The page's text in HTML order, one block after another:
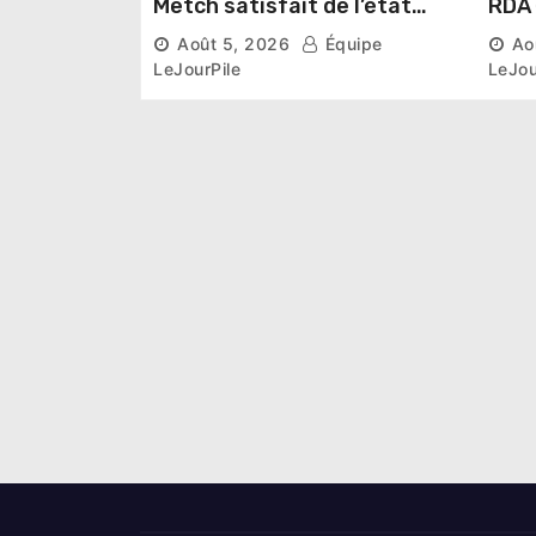
Metch satisfait de l’état
des infrastructures et
ambitieux pour les
Éléphants
Août 5, 2026
Équipe
LeJourPile
RDA « accuse » l’État de